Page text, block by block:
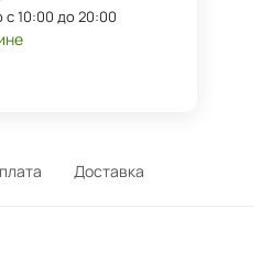
10:00 до 20:00
Доставка